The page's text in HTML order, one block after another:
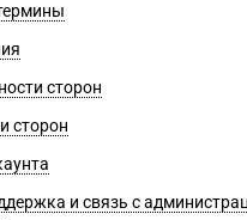
сторон
сторон
и связь с